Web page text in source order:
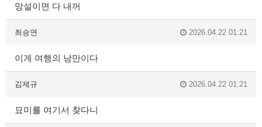
망설이면 다 내꺼
최승연 2026.04.22 01:21
이게 여행의 낭만이다
김제규 2026.04.22 01:21
묘미를 여기서 찾다니